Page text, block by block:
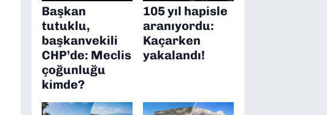
Başkan
tutuklu,
başkanvekili
CHP’de: Meclis
çoğunluğu
kimde?
105 yıl hapisle
aranıyordu:
Kaçarken
yakalandı!